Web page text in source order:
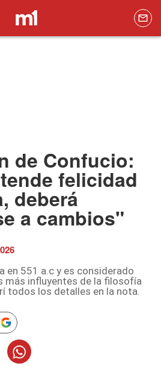
de Confucio:
felicidad
deberá
a cambios"
en 551 a.c y es considerado
más influyentes de la filosofía
todos los detalles en la nota.